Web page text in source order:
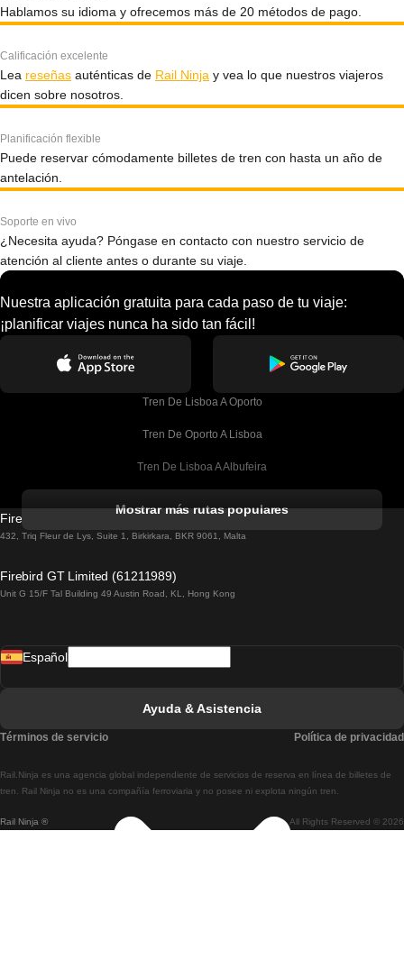
Hablamos su idioma y ofrecemos más de 20 métodos de pago.
Calificación excelente
Lea reseñas auténticas de Rail Ninja y vea lo que nuestros viajeros
dicen sobre nosotros.
Planificación flexible
Puede reservar cómodamente billetes de tren con hasta un año de
antelación.
Soporte en vivo
¿Necesita ayuda? Póngase en contacto con nuestro servicio de
atención al cliente antes o durante su viaje.
Nuestra aplicación gratuita para cada paso de tu viaje:
¡planificar viajes nunca ha sido tan fácil!
Tren De Lisboa A Oporto
Tren De Oporto A Lisboa
Tren De Lisboa A Albufeira
Tren De Lisboa A Lagos
Tren De Lisboa A Madrid
Tren De Lisboa A Braga
Tren De Braga A Lisboa
Mostrar más rutas populares
Firebird GT Limited (OC 1451)
432, Triq Fleur de Lys, Suite 1, Birkirkara, BKR 9061, Malta
Firebird GT Limited (61211989)
Unit G 15/F Tal Building 49 Austin Road, KL, Hong Kong
Rail Ninja ® All Rights Reserved © 2026
Rail.Ninja es una agencia global independiente de servicios de reserva en línea de billetes de
tren. Rail Ninja no es una compañía ferroviaria y no posee ni explota ningún tren.
Español
Ayuda & Asistencia
Términos de servicio Política de privacidad